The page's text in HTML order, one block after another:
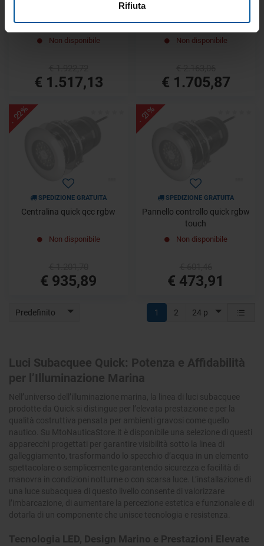
Rifiuta
80w bicolor
Non disponibile
€ 1.517,13
Faro quick challenger thi 80w
bicolor
Non disponibile
€ 1.705,87
- 22%
SPEDIZIONE GRATUITA
Centralina quick qcc rgbw
Non disponibile
€ 935,89
- 21%
SPEDIZIONE GRATUITA
Pannello controllo quick rgbw
touch
Non disponibile
€ 473,91
Predefinito 24 p
1 2
Luci Subacquee Quick: Potenza e Affidabilità
per l’Illuminazione Marina
Nell’universo dell’illuminazione marina, la linea di luci subacquee
prodotte da Quick si distingue per l’elevata prestazione e per la
qualità costruttiva pensata per ambienti gravosi come quello
nautico. Su MtoNauticaStore.it è disponibile una selezione di questi
apparecchi progettati per garantire visibilità sotto la linea di
galleggiamento, trasformando lo specchio d’acqua in un elemento
spettacolare o semplicemente garantendo sicurezza e facilità di
manovra in condizioni notturne o con scarsa luce. L’installazione di
una luce subacquea di questo livello consente di valorizzare
l’imbarcazione, di aumentare la percezione estetica e funzionale e di
dotarla di un componente che unisce tecnologia e resistenza.
Tecnologia LED, Design Marino e Prestazioni Elevate